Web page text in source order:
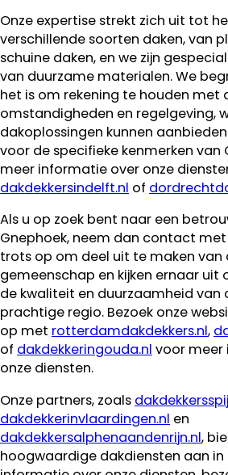
Onze expertise strekt zich uit tot
verschillende soorten daken, van
schuine daken, en we zijn
van duurzame materialen. We
het is om rekening te houden met
omstandigheden en regelgeving,
dakoplossingen kunnen
voor de specifieke kenmerken van
meer informatie over onze
dakdekkersindelft.nl of
Als u op zoek bent naar een
Gnephoek, neem dan contact met
trots op om deel uit te maken van
gemeenschap en kijken ernaar uit
de kwaliteit en duurzaamheid van
prachtige regio. Bezoek onze
op met rotterdamdakdekkers.nl,
of dakdekkeringouda.nl voor
onze diensten.
Onze partners, zoals
dakdekkerinvlaardingen.nl en
dakdekkersalphenaandenrijn.nl,
hoogwaardige dakdiensten aan in